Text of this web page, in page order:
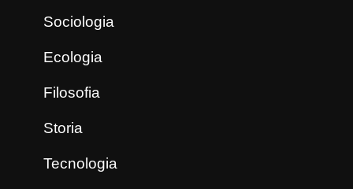
Sociologia
Ecologia
Filosofia
Storia
Tecnologia